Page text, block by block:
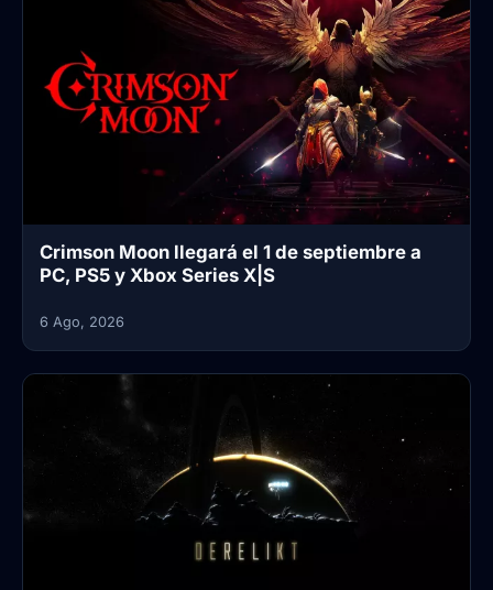
Crimson Moon llegará el 1 de septiembre a
PC, PS5 y Xbox Series X|S
6 Ago, 2026